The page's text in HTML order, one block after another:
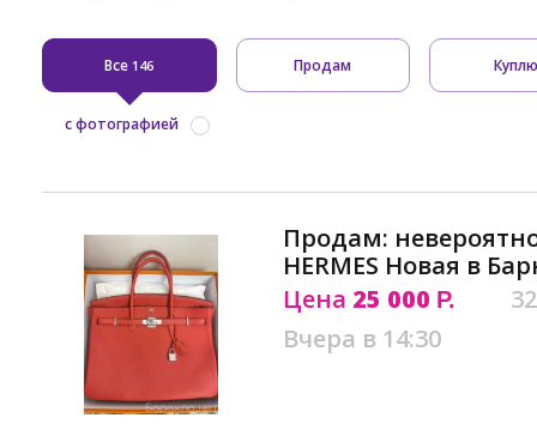
Все 146 Продам
с фотографией
Продам:
HERMES Новая в
Цена 25 000 Р.
Вчера в 14:30